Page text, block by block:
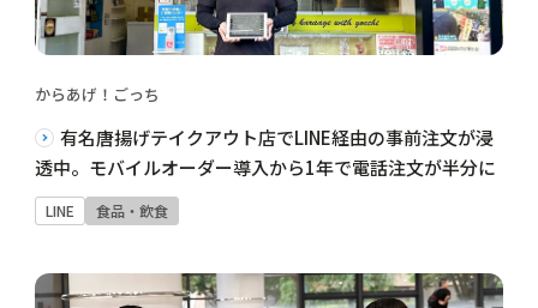
からあげ！ごっち
有名唐揚げテイクアウト店でLINE経由の事前注文が浸
透中。モバイルオーダー導入から1年で電話注文が半分に
LINE 食品・飲食